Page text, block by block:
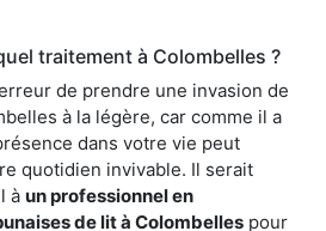
traitement à Colombelles ?
de prendre une invasion de
à la légère, car comme il a
dans votre vie peut
quotidien invivable. Il serait
à un professionnel en
de lit à Colombelles pour